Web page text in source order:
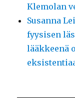
Klemolan
Susanna
fyysisen
lääkkeenä